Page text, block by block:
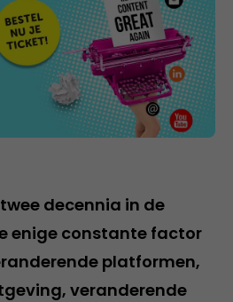
decennia in de
enige constante factor
platformen,
veranderende